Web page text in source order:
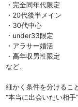
・完全同年代限定
・20代後半メイン
・30代中心
・under33限定
・アラサー婚活
・高年収男性限定
など、
細かく条件を分けるこ
“本当に出会いたい相手